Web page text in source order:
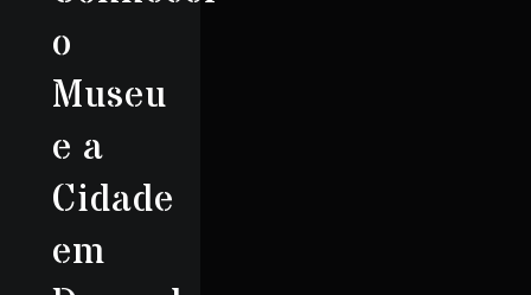
o
Museu
e a
Cidade
em